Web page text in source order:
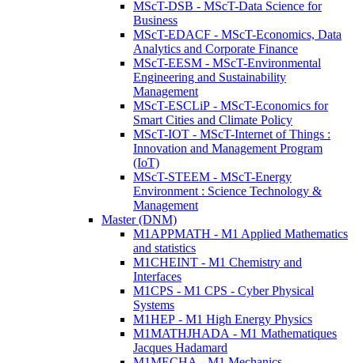
MScT-DSB - MScT-Data Science for
Business
MScT-EDACF - MScT-Economics, Data
Analytics and Corporate Finance
MScT-EESM - MScT-Environmental
Engineering and Sustainability
Management
MScT-ESCLiP - MScT-Economics for
Smart Cities and Climate Policy
MScT-IOT - MScT-Internet of Things :
Innovation and Management Program
(IoT)
MScT-STEEM - MScT-Energy
Environment : Science Technology &
Management
Master (DNM)
M1APPMATH - M1 Applied Mathematics
and statistics
M1CHEINT - M1 Chemistry and
Interfaces
M1CPS - M1 CPS - Cyber Physical
Systems
M1HEP - M1 High Energy Physics
M1MATHJHADA - M1 Mathematiques
Jacques Hadamard